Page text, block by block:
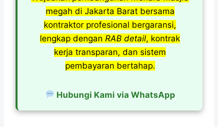
megah di Jakarta Barat bersama
kontraktor profesional bergaransi,
lengkap dengan RAB detail, kontrak
kerja transparan, dan sistem
pembayaran bertahap.
Hubungi Kami via WhatsApp